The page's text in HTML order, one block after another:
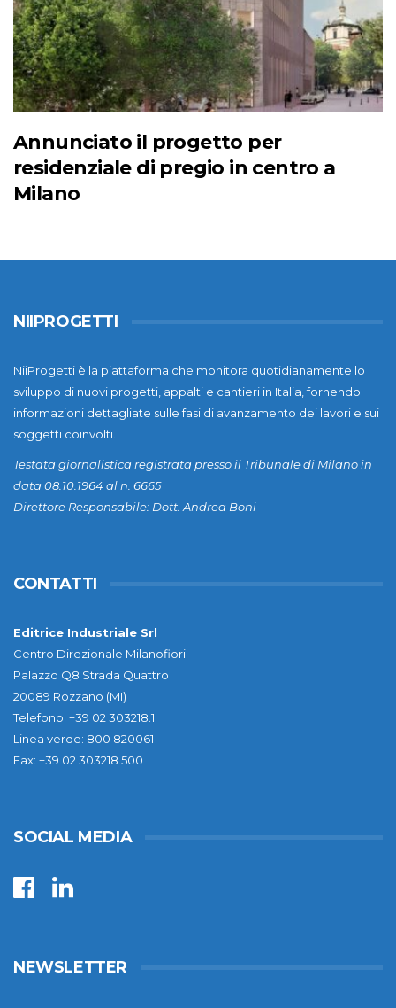
Annunciato il progetto per
residenziale di pregio in centro a
Milano
NIIPROGETTI
NiiProgetti è la piattaforma che monitora quotidianamente lo
sviluppo di nuovi progetti, appalti e cantieri in Italia, fornendo
informazioni dettagliate sulle fasi di avanzamento dei lavori e sui
soggetti coinvolti.
Testata giornalistica registrata presso il Tribunale di Milano in
data 08.10.1964 al n. 6665
Direttore Responsabile: Dott. Andrea Boni
CONTATTI
Editrice Industriale Srl
Centro Direzionale Milanofiori
Palazzo Q8 Strada Quattro
20089 Rozzano (MI)
Telefono: +39 02 303218.1
Linea verde: 800 820061
Fax: +39 02 303218.500
SOCIAL MEDIA
NEWSLETTER